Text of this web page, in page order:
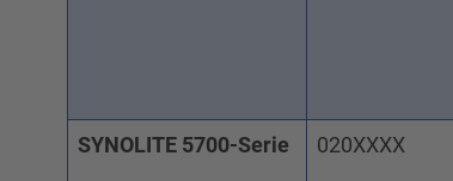
SYNOLITE 5700-Serie 020XXXX